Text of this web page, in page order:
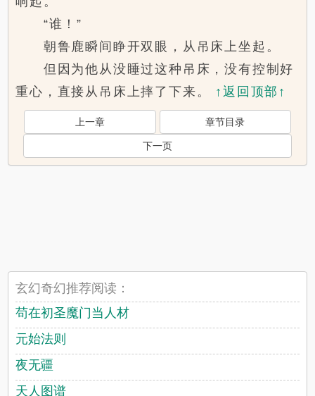
“谁！”
朝鲁鹿瞬间睁开双眼，从吊床上坐起。
但因为他从没睡过这种吊床，没有控制好
重心，直接从吊床上摔了下来。 ↑返回顶部↑
上一章 章节目录
下一页
玄幻奇幻推荐阅读：
苟在初圣魔门当人材
元始法则
夜无疆
天人图谱